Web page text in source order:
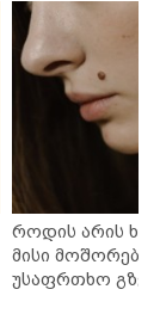
როდის არის
მისი
უსაფრთხო